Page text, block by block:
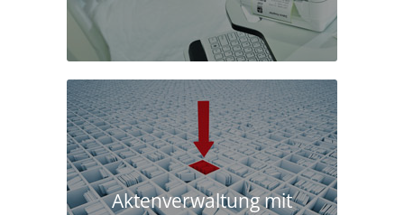
Aktenverwaltung mit